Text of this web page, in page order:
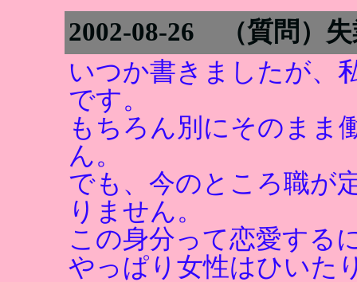
2002-08-26 （質問）
いつか書きましたが、
です。
もちろん別にそのまま
ん。
でも、今のところ職が
りません。
この身分って恋愛する
やっぱり女性はひいた